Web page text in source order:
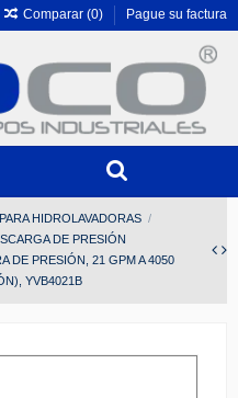
Comparar (0) Pague su factura
HIDROLAVADORAS
DE PRESIÓN
DE PRESIÓN, 21 GPM A 4050
YVB4021B